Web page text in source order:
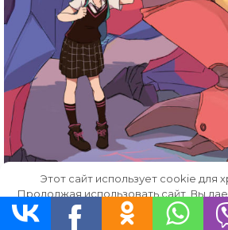
Этот сайт использует cookie для
Продолжая использовать сайт, Вы
работу с этими файлами.